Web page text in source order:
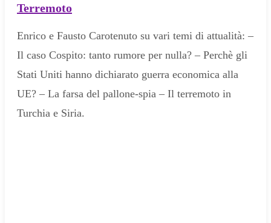
Terremoto
Enrico e Fausto Carotenuto su vari temi di attualità: –
Il caso Cospito: tanto rumore per nulla? – Perchè gli
Stati Uniti hanno dichiarato guerra economica alla
UE? – La farsa del pallone-spia – Il terremoto in
Turchia e Siria.